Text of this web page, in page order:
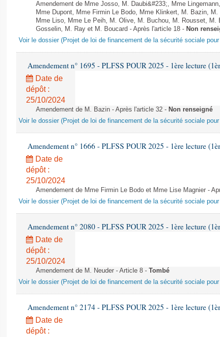
Amendement de Mme Josso, M. Daubi&#233;, Mme
Mme Dupont, Mme Firmin Le Bodo, Mme Klinkert, M. Bazin,
Mme Liso, Mme Le Peih, M. Olive, M. Buchou, M. Rousset, M.
Gosselin, M. Ray et M. Boucard - Après l'article 18 - Non
Voir le dossier (Projet de loi de financement de la sécurité sociale pour
Amendement n° 1695 - PLFSS POUR 2025 - 1ère lecture
Date de
dépôt :
25/10/2024
Amendement de M. Bazin - Après l'article 32 - Non renseigné
Voir le dossier (Projet de loi de financement de la sécurité sociale pour
Amendement n° 1666 - PLFSS POUR 2025 - 1ère lecture
Date de
dépôt :
25/10/2024
Amendement de Mme Firmin Le Bodo et Mme Lise Magnier -
Voir le dossier (Projet de loi de financement de la sécurité sociale pour
Amendement n° 2080 - PLFSS POUR 2025 - 1ère lecture
Date de
dépôt :
25/10/2024
Amendement de M. Neuder - Article 8 - Tombé
Voir le dossier (Projet de loi de financement de la sécurité sociale pour
Amendement n° 2174 - PLFSS POUR 2025 - 1ère lecture
Date de
dépôt :